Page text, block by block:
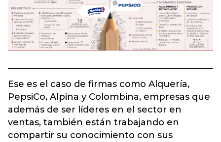
Ese es el caso de firmas como Alquería,
PepsiCo, Alpina y Colombina, empresas que
además de ser líderes en el sector en
ventas, también están trabajando en
compartir su conocimiento con sus